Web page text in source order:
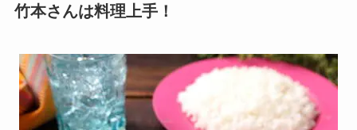
竹本さんは料理上手！